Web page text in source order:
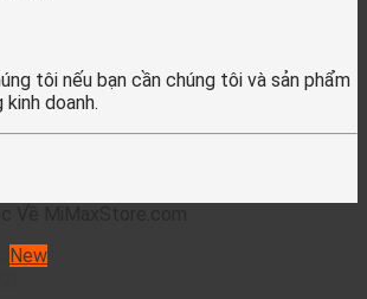
tôi nếu bạn cần chúng tôi và sản phẩm
doanh.